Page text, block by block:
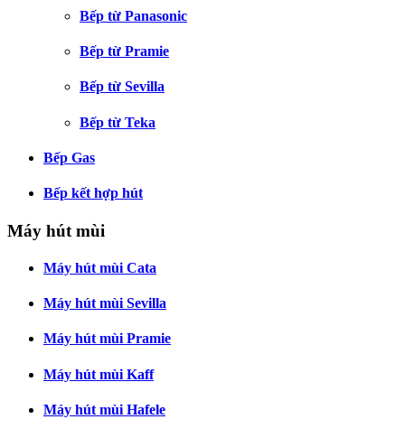
Bếp từ Panasonic
Bếp từ Pramie
Bếp từ Sevilla
Bếp từ Teka
Bếp Gas
Bếp kết hợp hút
Máy hút mùi
Máy hút mùi Cata
Máy hút mùi Sevilla
Máy hút mùi Pramie
Máy hút mùi Kaff
Máy hút mùi Hafele